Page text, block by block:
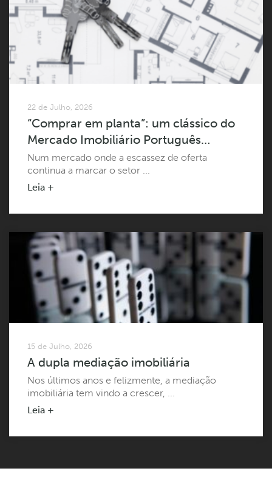
22 de Julho, 2026
“Comprar em planta”: um clássico do
Mercado Imobiliário Português…
Num mercado onde a escassez de oferta
continua a marcar o setor ...
Leia +
15 de Julho, 2026
A dupla mediação imobiliária
Nos últimos anos e felizmente, a mediação
imobiliária tem vindo a crescer, ...
Leia +